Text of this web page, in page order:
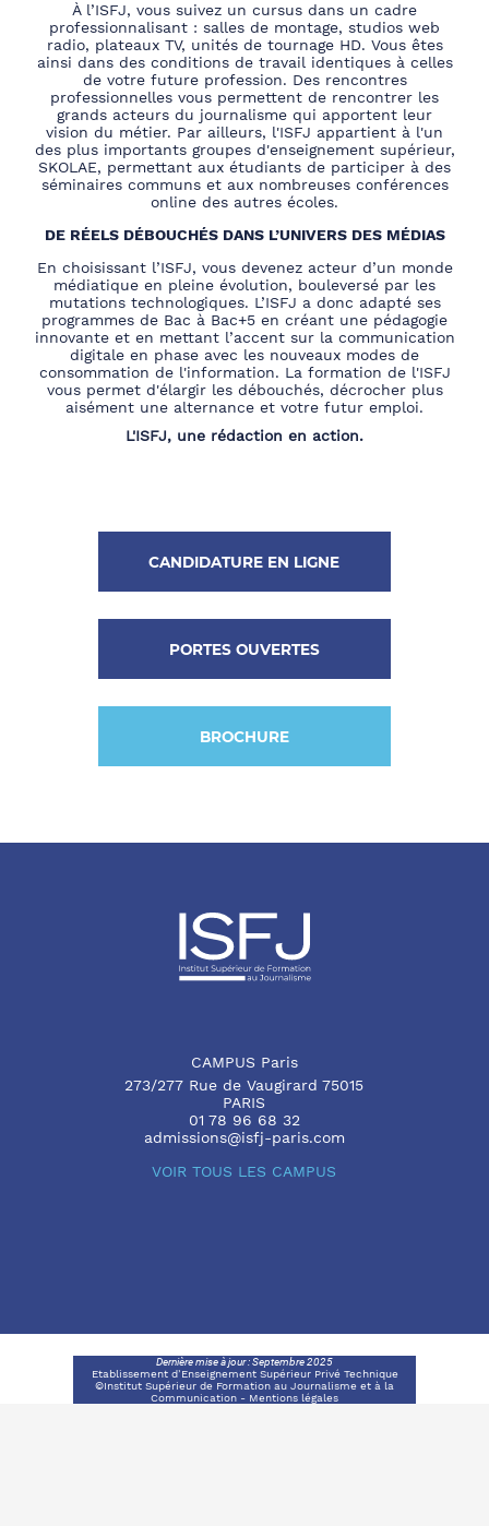
À l’ISFJ, vous suivez un cursus dans un cadre
professionnalisant : salles de montage, studios web
radio, plateaux TV, unités de tournage HD. Vous êtes
ainsi dans des conditions de travail identiques à celles
de votre future profession. Des rencontres
professionnelles vous permettent de rencontrer les
grands acteurs du journalisme qui apportent leur
vision du métier. Par ailleurs, l'ISFJ appartient à l'un
des plus importants groupes d'enseignement supérieur,
SKOLAE, permettant aux étudiants de participer à des
séminaires communs et aux nombreuses conférences
online des autres écoles.
DE RÉELS DÉBOUCHÉS DANS L’UNIVERS DES MÉDIAS
En choisissant l’ISFJ, vous devenez acteur d’un monde
médiatique en pleine évolution, bouleversé par les
mutations technologiques. L’ISFJ a donc adapté ses
programmes de Bac à Bac+5 en créant une pédagogie
innovante et en mettant l’accent sur la communication
digitale en phase avec les nouveaux modes de
consommation de l'information. La formation de l'ISFJ
vous permet d'élargir les débouchés, décrocher plus
aisément une alternance et votre futur emploi.
L'ISFJ, une rédaction en action.
CANDIDATURE EN LIGNE
PORTES OUVERTES
BROCHURE
CAMPUS Paris
273/277 Rue de Vaugirard 75015
PARIS
01 78 96 68 32
admissions@isfj-paris.com
VOIR TOUS LES CAMPUS
Dernière mise à jour : Septembre 2025
Etablissement d’Enseignement Supérieur Privé Technique
©Institut Supérieur de Formation au Journalisme et à la
Communication - Mentions légales